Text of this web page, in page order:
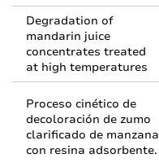
Degradation of
mandarin juice
concentrates treated
at high temperatures
Proceso cinético de
decoloración de zumo
clarificado de manzana
con resina adsorbente.